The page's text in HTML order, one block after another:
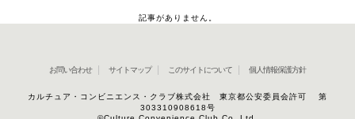
記事がありません。
お問い合わせ サイトマップ このサイトについて 個人情報保護方針
カルチュア・コンビニエンス・クラブ株式会社 東京都公安委員会許可 第
303310908618号